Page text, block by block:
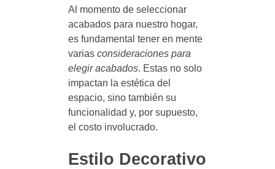
Al momento de seleccionar
acabados para nuestro hogar,
es fundamental tener en mente
varias consideraciones para
elegir acabados. Estas no solo
impactan la estética del
espacio, sino también su
funcionalidad y, por supuesto,
el costo involucrado.
Estilo Decorativo